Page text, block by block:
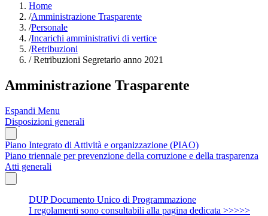
Home
/Amministrazione Trasparente
/Personale
/Incarichi amministrativi di vertice
/Retribuzioni
/Retribuzioni Segretario anno 2021
Amministrazione Trasparente
Espandi Menu
Disposizioni generali
Piano Integrato di Attività e organizzazione (PIAO)
Piano triennale per prevenzione della corruzione e della trasparenza
Atti generali
DUP Documento Unico di Programmazione
I regolamenti sono consultabili alla pagina dedicata >>>>>